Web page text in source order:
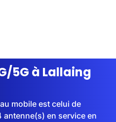
5G à Lallaing
mobile est celui de
antenne(s) en service en